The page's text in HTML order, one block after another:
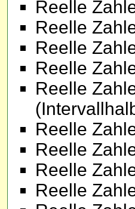
Reelle
Reelle
Reelle
Reelle
Reelle
Reelle
Reelle
Reelle
Reelle